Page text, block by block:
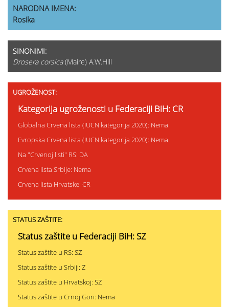
NARODNA IMENA:
Rosika
SINONIMI:
Drosera corsica(Maire) A.W.Hill
UGROŽENOST:
Kategorija ugroženosti u Federaciji BiH: CR
Globalna Crvena lista (IUCN kategorija 2020): Nema
Evropska Crvena lista (IUCN kategorija 2020): Nema
Na "Crvenoj listi" RS: DA
Crvena lista Srbije: Nema
Crvena lista Hrvatske: CR
STATUS ZAŠTITE:
Status zaštite u Federaciji BiH: SZ
Status zaštite u RS: SZ
Status zaštite u Srbiji: Z
Status zaštite u Hrvatskoj: SZ
Status zaštite u Crnoj Gori: Nema